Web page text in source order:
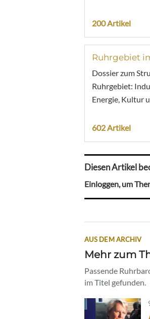
200 Artikel
Ruhrgebiet
Dossier zum
Ruhrgebiet:
Energie, Kultur
602 Artikel
Diesen Artikel
Einloggen, um
AUS DEM ARCHIV
Mehr zum
Passende
im Titel gefunden.